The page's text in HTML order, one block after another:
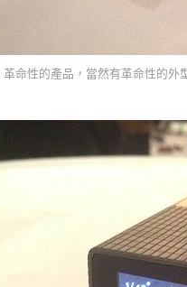
命性的產品，當然有革命性的外